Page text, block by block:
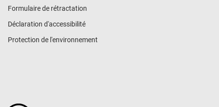
Formulaire de rétractation
Déclaration d'accessibilité
Protection de l'environnement